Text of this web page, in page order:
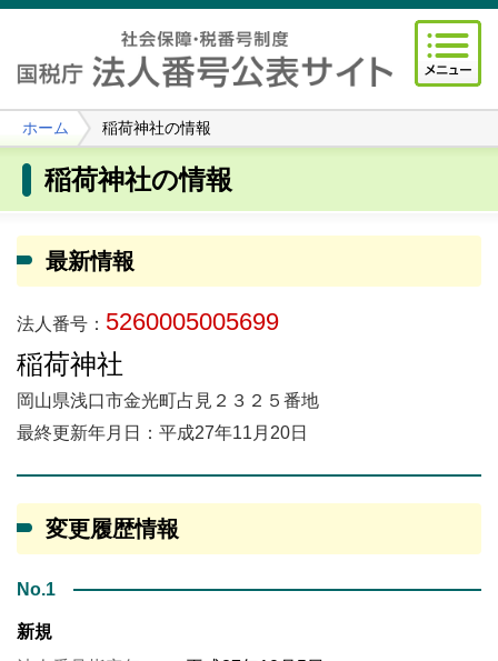
ホーム 稲荷神社の情報
稲荷神社の情報
最新情報
法人番号： 5260005005699
稲荷神社
岡山県浅口市金光町占見２３２５番地
最終更新年月日：平成27年11月20日
変更履歴情報
No.1
新規